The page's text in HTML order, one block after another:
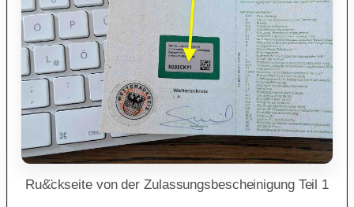
Ru&̈ckseite von der Zulassungsbescheinigung Teil 1